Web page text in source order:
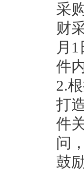
采
财
月
件
2.
打
件
问
鼓